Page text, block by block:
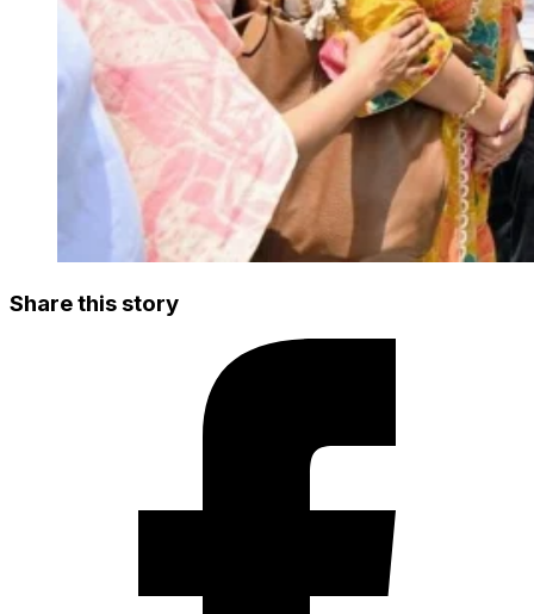
Share this story